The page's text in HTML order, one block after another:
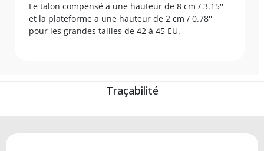
Le talon compensé a une hauteur de 8 cm / 3.15''
et la plateforme a une hauteur de 2 cm / 0.78''
pour les grandes tailles de 42 à 45 EU.
Traçabilité